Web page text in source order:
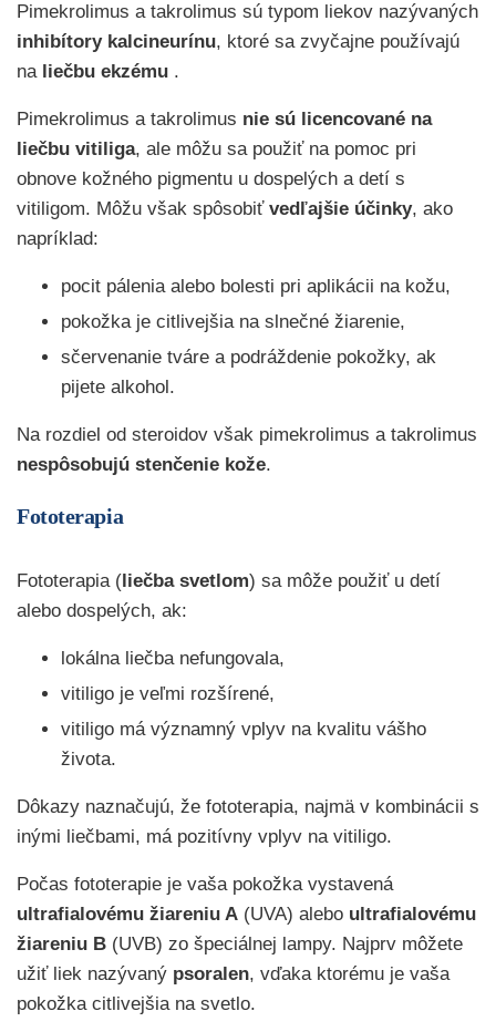
Pimekrolimus a takrolimus sú typom liekov nazývaných
inhibítory kalcineurínu, ktoré sa zvyčajne používajú
na liečbu ekzému .
Pimekrolimus a takrolimus nie sú licencované na
liečbu vitiliga, ale môžu sa použiť na pomoc pri
obnove kožného pigmentu u dospelých a detí s
vitiligom. Môžu však spôsobiť vedľajšie účinky, ako
napríklad:
pocit pálenia alebo bolesti pri aplikácii na kožu,
pokožka je citlivejšia na slnečné žiarenie,
sčervenanie tváre a podráždenie pokožky, ak
pijete alkohol.
Na rozdiel od steroidov však pimekrolimus a takrolimus
nespôsobujú stenčenie kože.
Fototerapia
Fototerapia ( liečba svetlom) sa môže použiť u detí
alebo dospelých, ak:
lokálna liečba nefungovala,
vitiligo je veľmi rozšírené,
vitiligo má významný vplyv na kvalitu vášho
života.
Dôkazy naznačujú, že fototerapia, najmä v kombinácii s
inými liečbami, má pozitívny vplyv na vitiligo.
Počas fototerapie je vaša pokožka vystavená
ultrafialovému žiareniu A (UVA) alebo ultrafialovému
žiareniu B (UVB) zo špeciálnej lampy. Najprv môžete
užiť liek nazývaný psoralen, vďaka ktorému je vaša
pokožka citlivejšia na svetlo.